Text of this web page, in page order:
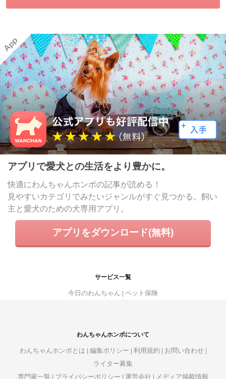
アプリで愛犬との生活をより豊かに。
快適にわんちゃんホンポの記事が読める！
見やすいカテゴリでみたいジャンルがすぐ見つかる。飼い
主と愛犬のための犬専用アプリ。
アプリをダウンロード(無料)
サービス一覧
今日のわんちゃん ペット保険
わんちゃんホンポについて
わんちゃんホンポとは 編集ポリシー 利用規約
お問い合わせ
ライター募集
専門家一覧
プライバシーポリシー 運営会社 メディア掲載情報